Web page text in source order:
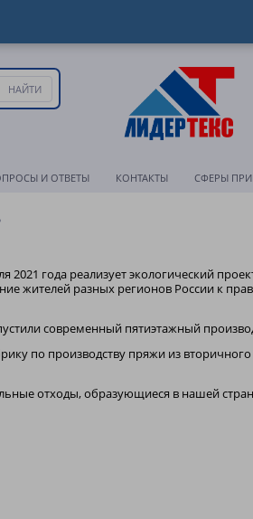
И ОТВЕТЫ КОНТАКТЫ СФЕРЫ
2021 года реализует экологический
жителей разных регионов России к
современный пятиэтажный
по производству пряжи из
отходы, образующиеся в нашей